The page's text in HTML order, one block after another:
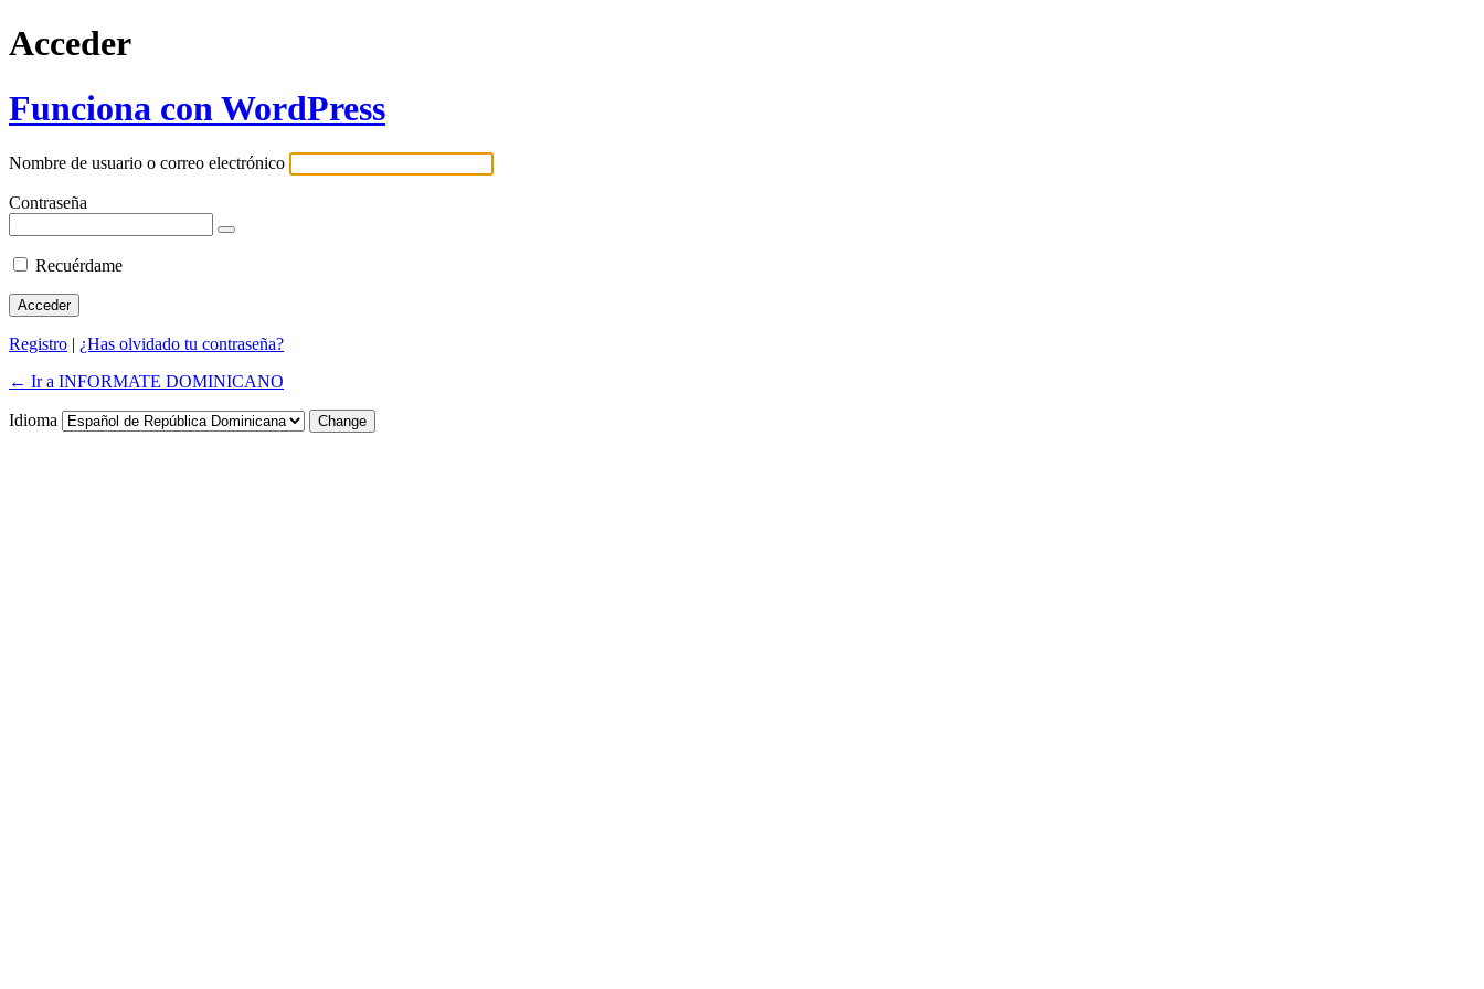
Acceder
Funciona con WordPress
Nombre de usuario o correo electrónico
Contraseña
Recuérdame
Registro | ¿Has olvidado tu contraseña?
← Ir a INFORMATE DOMINICANO
Idioma